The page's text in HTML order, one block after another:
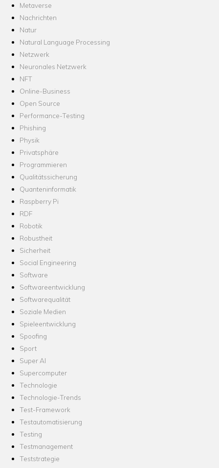
Metaverse
Nachrichten
Natur
Natural Language Processing
Netzwerk
Neuronales Netzwerk
NFT
Online-Business
Open Source
Performance-Testing
Phishing
Physik
Privatsphäre
Programmieren
Qualitätssicherung
Quanteninformatik
Raspberry Pi
RDF
Robotik
Robustheit
Sicherheit
Social Engineering
Software
Softwareentwicklung
Softwarequalität
Soziale Medien
Spieleentwicklung
Spoofing
Sport
Super AI
Supercomputer
Technologie
Technologie-Trends
Test-Framework
Testautomatisierung
Testing
Testmanagement
Teststrategie